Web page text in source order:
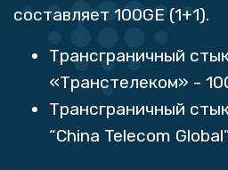
составляет 100GE (1+1).
Трансграничный
«Транстелеком» -
Трансграничный
“China Telecom